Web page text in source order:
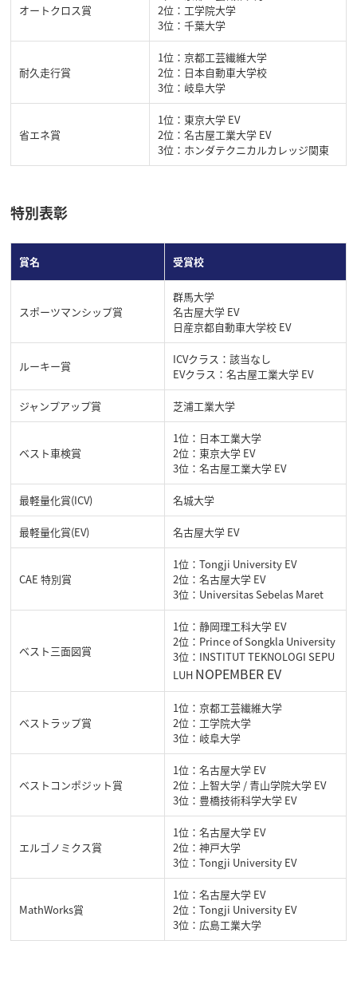
オートクロス賞
2位：工学院大学
3位：千葉大学
耐久走行賞
1位：京都工芸繊維大学
2位：日本自動車大学校
3位：岐阜大学
省エネ賞
1位：東京大学 EV
2位：名古屋工業大学 EV
3位：ホンダテクニカルカレッジ関東
特別表彰
賞名 受賞校
スポーツマンシップ賞
群馬大学
名古屋大学 EV
日産京都自動車大学校 EV
ルーキー賞
ICVクラス：該当なし
EVクラス：名古屋工業大学 EV
ジャンプアップ賞 芝浦工業大学
ベスト車検賞
1位：日本工業大学
2位：東京大学 EV
3位：名古屋工業大学 EV
最軽量化賞(ICV) 名城大学
最軽量化賞(EV) 名古屋大学 EV
CAE 特別賞
1位：Tongji University EV
2位：名古屋大学 EV
3位：Universitas Sebelas Maret
ベスト三面図賞
1位：静岡理工科大学 EV
2位：Prince of Songkla University
3位：INSTITUT TEKNOLOGI SEPU
LUH NOPEMBER EV
ベストラップ賞
1位：京都工芸繊維大学
2位：工学院大学
3位：岐阜大学
ベストコンポジット賞
1位：名古屋大学 EV
2位：上智大学 / 青山学院大学 EV
3位：豊橋技術科学大学 EV
エルゴノミクス賞
1位：名古屋大学 EV
2位：神戸大学
3位：Tongji University EV
MathWorks賞
1位：名古屋大学 EV
2位：Tongji University EV
3位：広島工業大学